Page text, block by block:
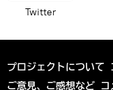
Twitter
プロジェクトについて
ご意見、ご感想など コ